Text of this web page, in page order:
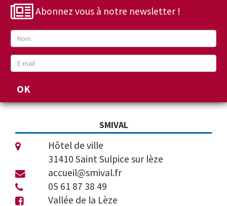
Abonnez vous à notre newsletter !
SMIVAL
Hôtel de ville
31410 Saint Sulpice sur lèze
accueil@smival.fr
05 61 87 38 49
Vallée de la Lèze